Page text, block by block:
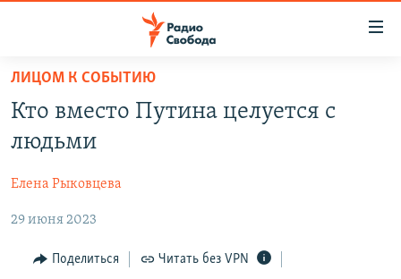
упрощенного
доступа
основному
Вернутся
главной
ЦИТАТЫ СВОБОДЫ
МНЕНИЯ
КУЛЬТУРА
ЛИЦОМ К СОБЫТИЮ
Кто вместо Путина целуется с
людьми
Елена Рыковцева
29 июня 2023
Поделиться Читать без VPN